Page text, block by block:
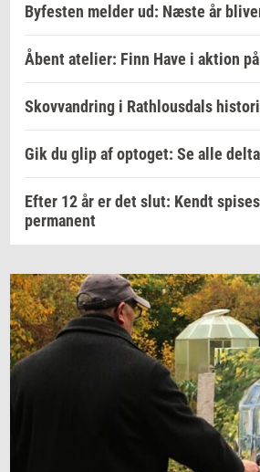
Byfesten melder ud: Næste år
Åbent atelier: Finn Have i aktion
Skovvandring i Rathlousdals
Gik du glip af optoget: Se alle
Efter 12 år er det slut: Kendt
permanent